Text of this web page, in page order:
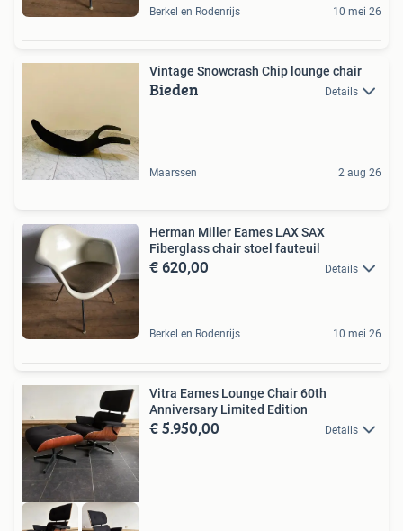
Berkel en Rodenrijs 10 mei 26
Vintage Snowcrash Chip lounge chair
Bieden Details
Maarssen 2 aug 26
Herman Miller Eames LAX SAX
Fiberglass chair stoel fauteuil
€ 620,00 Details
Berkel en Rodenrijs 10 mei 26
Vitra Eames Lounge Chair 60th
Anniversary Limited Edition
€ 5.950,00 Details